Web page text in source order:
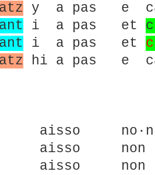
y a pas e
i a pas et
i a pas et
hi a pas e
aisso no·n
aisso non
aisso non